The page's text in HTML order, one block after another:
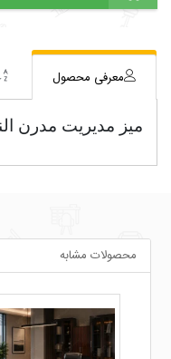
معرفی محصول
میز مدیریت مدرن
محصولات مشابه